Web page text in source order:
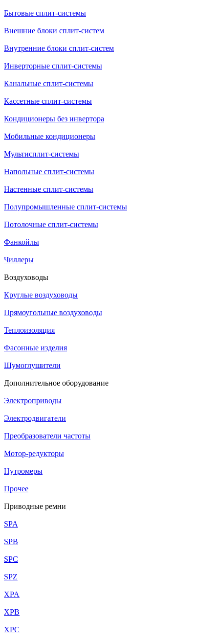
Бытовые сплит-системы
Внешние блоки сплит-систем
Внутренние блоки сплит-систем
Инверторные сплит-системы
Канальные сплит-системы
Кассетные сплит-системы
Кондиционеры без инвертора
Мобильные кондиционеры
Мультисплит-системы
Напольные сплит-системы
Настенные сплит-системы
Полупромышленные сплит-системы
Потолочные сплит-системы
Фанкойлы
Чиллеры
Воздуховоды
Круглые воздуховоды
Прямоугольные воздуховоды
Теплоизоляция
Фасонные изделия
Шумоглушители
Дополнительное оборудование
Электроприводы
Электродвигатели
Преобразователи частоты
Мотор-редукторы
Нутромеры
Прочее
Приводные ремни
SPA
SPB
SPC
SPZ
XPA
XPB
XPC